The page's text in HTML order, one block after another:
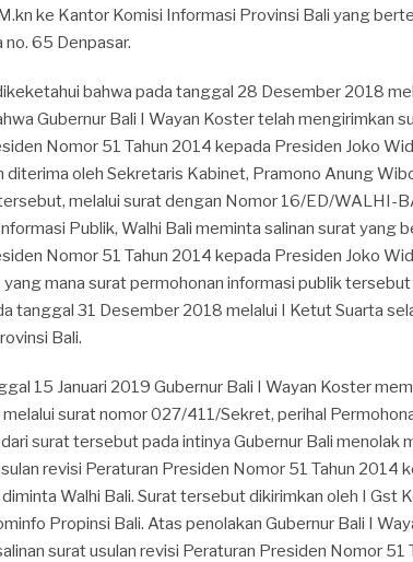
ke Kantor Komisi Informasi Provinsi Bali yang
65 Denpasar.
bahwa pada tanggal 28 Desember 2018
Gubernur Bali I Wayan Koster telah mengirimkan
Nomor 51 Tahun 2014 kepada Presiden Joko
oleh Sekretaris Kabinet, Pramono Anung
melalui surat dengan Nomor 16/ED/WALHI-
Publik, Walhi Bali meminta salinan surat yang
Nomor 51 Tahun 2014 kepada Presiden Joko
yang mana surat permohonan informasi publik
tanggal 31 Desember 2018 melalui I Ketut Suarta
Bali.
15 Januari 2019 Gubernur Bali I Wayan Koster
melalui surat nomor 027/411/Sekret, perihal
surat tersebut pada intinya Gubernur Bali menolak
revisi Peraturan Presiden Nomor 51 Tahun 2014
Walhi Bali. Surat tersebut dikirimkan oleh I Gst
Propinsi Bali. Atas penolakan Gubernur Bali I
surat usulan revisi Peraturan Presiden Nomor 51